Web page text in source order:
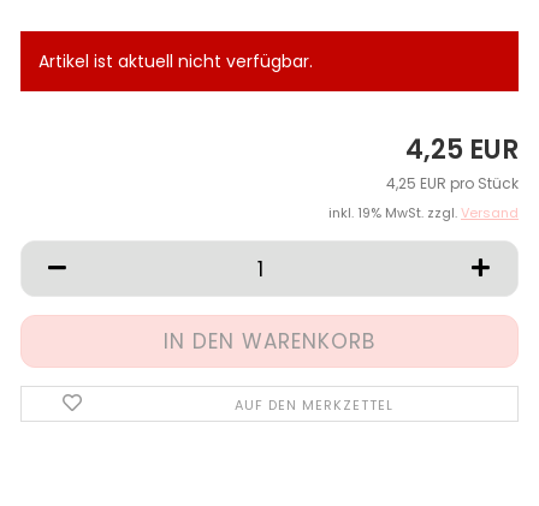
Artikel ist aktuell nicht verfügbar.
4,25 EUR
4,25 EUR pro Stück
inkl. 19% MwSt. zzgl.Versand
AUF DEN MERKZETTEL